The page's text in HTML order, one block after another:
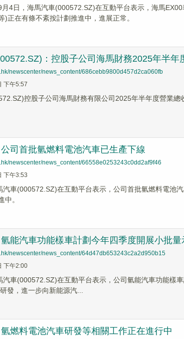
月4日，海馬汽車(000572.SZ)在互動平台表示，海馬
)正在有條不紊按計劃推進中，進展正常。
：控股子公司海馬財務2025年半年
newscenter/news_content/686cebb9800d457d2ca060fb
下午5:57
控股子公司海馬財務有限公司2025年半年度營業
司首批氫燃料電池汽車已生產下線
newscenter/news_content/66558e0253243c0dd2af9f46
下午3:53
汽車(000572.SZ)在互動平台表示，公司首批氫燃料電池
中。
能汽車功能樣車計劃今年四季度開展小批量
newscenter/news_content/64d47db653243c2a2d950b15
下午2:00
汽車(000572.SZ)在互動平台表示，公司氫能汽車功能樣
發，進一步向新能源汽...
燃料電池汽車研發等相關工作正在進行中